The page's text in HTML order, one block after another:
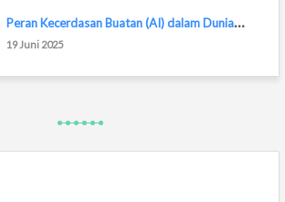
P
eran Kecerdasan Buatan (AI) dalam Dunia Pemr...
19 Juni 2025